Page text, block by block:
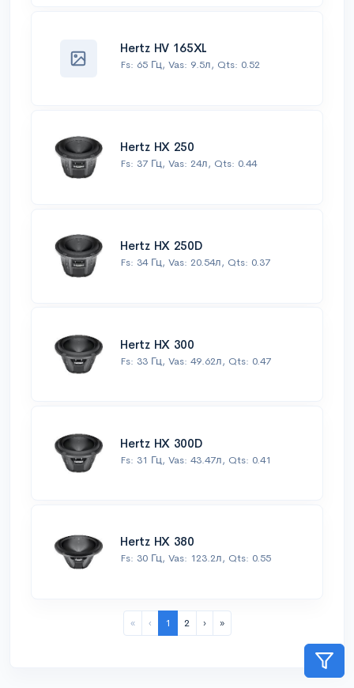
Hertz HV 165XL
Fs: 65 Гц, Vas: 9.5л, Qts: 0.52
Hertz HX 250
Fs: 37 Гц, Vas: 24л, Qts: 0.44
Hertz HX 250D
Fs: 34 Гц, Vas: 20.54л, Qts: 0.37
Hertz HX 300
Fs: 33 Гц, Vas: 49.62л, Qts: 0.47
Hertz HX 300D
Fs: 31 Гц, Vas: 43.47л, Qts: 0.41
Hertz HX 380
Fs: 30 Гц, Vas: 123.2л, Qts: 0.55
« ‹ 1 2 › »